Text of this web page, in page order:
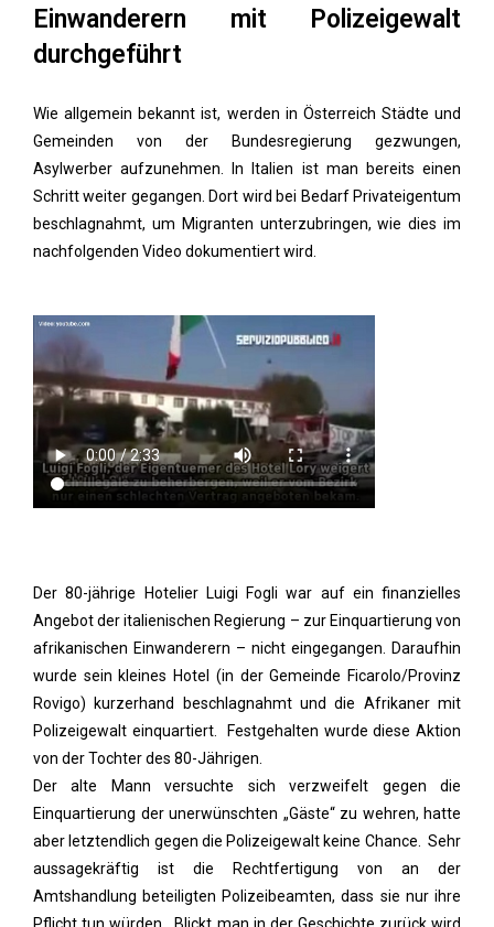
Einwanderern mit Polizeigewalt
durchgeführt
Wie allgemein bekannt ist, werden in Österreich Städte und
Gemeinden von der Bundesregierung gezwungen,
Asylwerber aufzunehmen. In Italien ist man bereits einen
Schritt weiter gegangen. Dort wird bei Bedarf Privateigentum
beschlagnahmt, um Migranten unterzubringen, wie dies im
nachfolgenden Video dokumentiert wird.
Der 80-jährige Hotelier Luigi Fogli war auf ein finanzielles
Angebot der italienischen Regierung – zur Einquartierung von
afrikanischen Einwanderern – nicht eingegangen. Daraufhin
wurde sein kleines Hotel (in der Gemeinde Ficarolo/Provinz
Rovigo) kurzerhand beschlagnahmt und die Afrikaner mit
Polizeigewalt einquartiert. Festgehalten wurde diese Aktion
von der Tochter des 80-Jährigen.
Der alte Mann versuchte sich verzweifelt gegen die
Einquartierung der unerwünschten „Gäste“ zu wehren, hatte
aber letztendlich gegen die Polizeigewalt keine Chance. Sehr
aussagekräftig ist die Rechtfertigung von an der
Amtshandlung beteiligten Polizeibeamten, dass sie nur ihre
Pflicht tun würden. Blickt man in der Geschichte zurück wird